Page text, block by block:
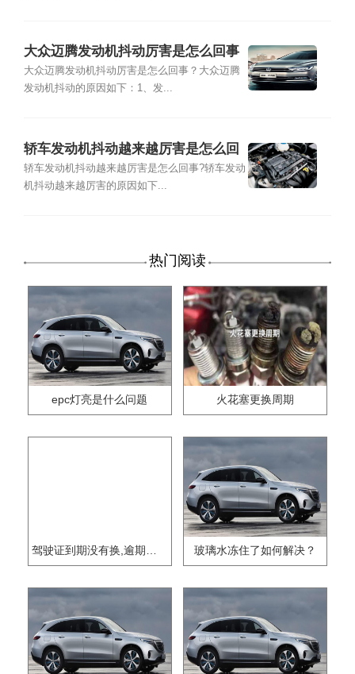
大众迈腾发动机抖动厉害是怎么回事
大众迈腾发动机抖动厉害是怎么回事？大众迈腾
发动机抖动的原因如下：1、发...
轿车发动机抖动越来越厉害是怎么回
事
轿车发动机抖动越来越厉害是怎么回事?轿车发动
机抖动越来越厉害的原因如下...
热门阅读
epc灯亮是什么问题 火花塞更换周期
驾驶证到期没有换,逾期怎么办?? 玻璃水冻住了如何解决？